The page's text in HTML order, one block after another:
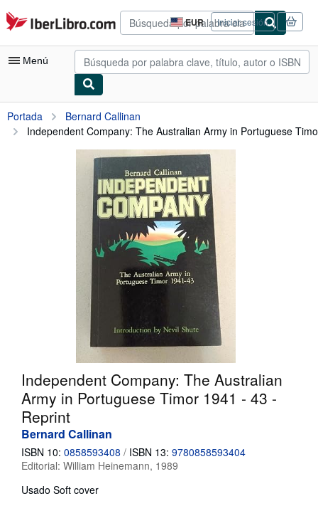
Pasar al contenido principal
IberLibro.com EUR
Preferencias
de
compra
del
Iniciar sesión
Menú
Mi cuenta
Consultar mis pedidos
Búsqueda avanzada
Comenzar a vender
CERRAR
Portada
Bernard Callinan
Independent Company: The Australian Army in Portuguese
Independent Company: The Australian
Army in Portuguese Timor 1941 - 43 -
Reprint
Bernard Callinan
ISBN 10: 0858593408 / ISBN 13: 9780858593404
Editorial: William Heinemann, 1989
Usado Soft cover